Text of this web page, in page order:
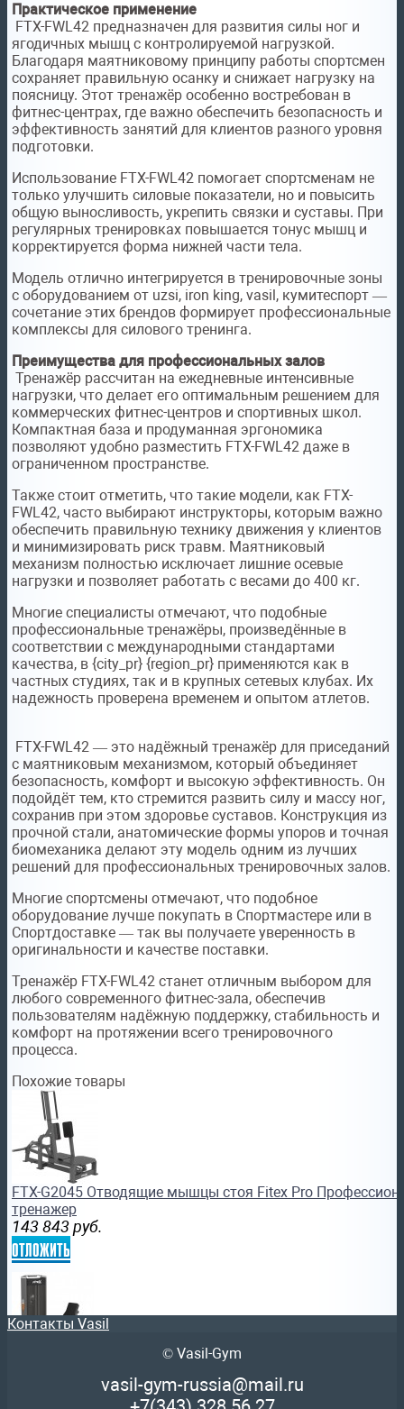
Практическое применение
FTX-FWL42 предназначен для развития силы ног и
ягодичных мышц с контролируемой нагрузкой.
Благодаря маятниковому принципу работы спортсмен
сохраняет правильную осанку и снижает нагрузку на
поясницу. Этот тренажёр особенно востребован в
фитнес-центрах, где важно обеспечить безопасность и
эффективность занятий для клиентов разного уровня
подготовки.
Использование FTX-FWL42 помогает спортсменам не
только улучшить силовые показатели, но и повысить
общую выносливость, укрепить связки и суставы. При
регулярных тренировках повышается тонус мышц и
корректируется форма нижней части тела.
Модель отлично интегрируется в тренировочные зоны
с оборудованием от uzsi, iron king, vasil, кумитеспорт —
сочетание этих брендов формирует профессиональные
комплексы для силового тренинга.
Преимущества для профессиональных залов
Тренажёр рассчитан на ежедневные интенсивные
нагрузки, что делает его оптимальным решением для
коммерческих фитнес-центров и спортивных школ.
Компактная база и продуманная эргономика
позволяют удобно разместить FTX-FWL42 даже в
ограниченном пространстве.
Также стоит отметить, что такие модели, как FTX-
FWL42, часто выбирают инструкторы, которым важно
обеспечить правильную технику движения у клиентов
и минимизировать риск травм. Маятниковый
механизм полностью исключает лишние осевые
нагрузки и позволяет работать с весами до 400 кг.
Многие специалисты отмечают, что подобные
профессиональные тренажёры, произведённые в
соответствии с международными стандартами
качества, в {city_pr} {region_pr} применяются как в
частных студиях, так и в крупных сетевых клубах. Их
надежность проверена временем и опытом атлетов.
FTX-FWL42 — это надёжный тренажёр для приседаний
с маятниковым механизмом, который объединяет
безопасность, комфорт и высокую эффективность. Он
подойдёт тем, кто стремится развить силу и массу ног,
сохранив при этом здоровье суставов. Конструкция из
прочной стали, анатомические формы упоров и точная
биомеханика делают эту модель одним из лучших
решений для профессиональных тренировочных залов.
Многие спортсмены отмечают, что подобное
оборудование лучше покупать в Спортмастере или в
Спортдоставке — так вы получаете уверенность в
оригинальности и качестве поставки.
Тренажёр FTX-FWL42 станет отличным выбором для
любого современного фитнес-зала, обеспечив
пользователям надёжную поддержку, стабильность и
комфорт на протяжении всего тренировочного
процесса.
Похожие товары
FTX-G2045 Отводящие мышцы стоя Fitex Pro
тренажер
143 843 руб.
отложить
FTX-C4D09 Комбинированный сгибатель (лежа)-
Профессиональный силовой тренажер кулан
Контакты Vasil
© Vasil-Gym
vasil-gym-russia@mail.ru